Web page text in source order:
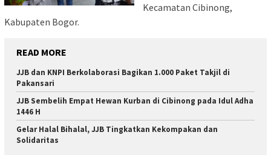
Kecamatan Cibinong,
Kabupaten Bogor.
READ MORE
JJB dan KNPI Berkolaborasi Bagikan 1.000 Paket Takjil di
Pakansari
JJB Sembelih Empat Hewan Kurban di Cibinong pada Idul Adha
1446 H
Gelar Halal Bihalal, JJB Tingkatkan Kekompakan dan
Solidaritas